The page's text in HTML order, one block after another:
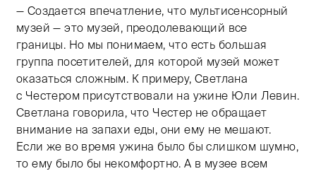
— Создается впечатление, что мультисенсорный
музей — это музей, преодолевающий все
границы. Но мы понимаем, что есть большая
группа посетителей, для которой музей может
оказаться сложным. К примеру, Светлана
с Честером присутствовали на ужине Юли Левин.
Светлана говорила, что Честер не обращает
внимание на запахи еды, они ему не мешают.
Если же во время ужина было бы слишком шумно,
то ему было бы некомфортно. А в музее всем